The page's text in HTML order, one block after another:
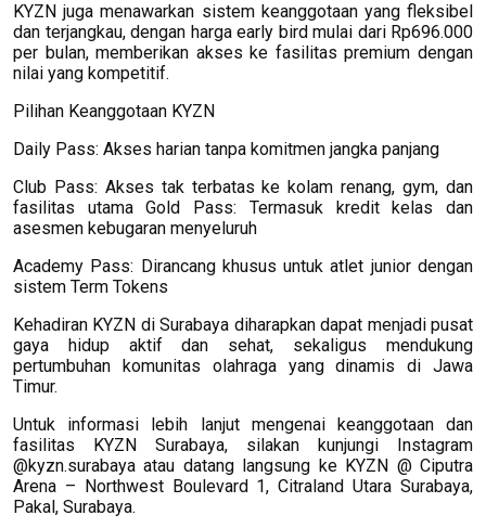
KYZN juga menawarkan sistem keanggotaan yang fleksibel
dan terjangkau, dengan harga early bird mulai dari Rp696.000
per bulan, memberikan akses ke fasilitas premium dengan
nilai yang kompetitif.
Pilihan Keanggotaan KYZN
Daily Pass: Akses harian tanpa komitmen jangka panjang
Club Pass: Akses tak terbatas ke kolam renang, gym, dan
fasilitas utama Gold Pass: Termasuk kredit kelas dan
asesmen kebugaran menyeluruh
Academy Pass: Dirancang khusus untuk atlet junior dengan
sistem Term Tokens
Kehadiran KYZN di Surabaya diharapkan dapat menjadi pusat
gaya hidup aktif dan sehat, sekaligus mendukung
pertumbuhan komunitas olahraga yang dinamis di Jawa
Timur.
Untuk informasi lebih lanjut mengenai keanggotaan dan
fasilitas KYZN Surabaya, silakan kunjungi Instagram
@kyzn.surabaya atau datang langsung ke KYZN @ Ciputra
Arena – Northwest Boulevard 1, Citraland Utara Surabaya,
Pakal, Surabaya.